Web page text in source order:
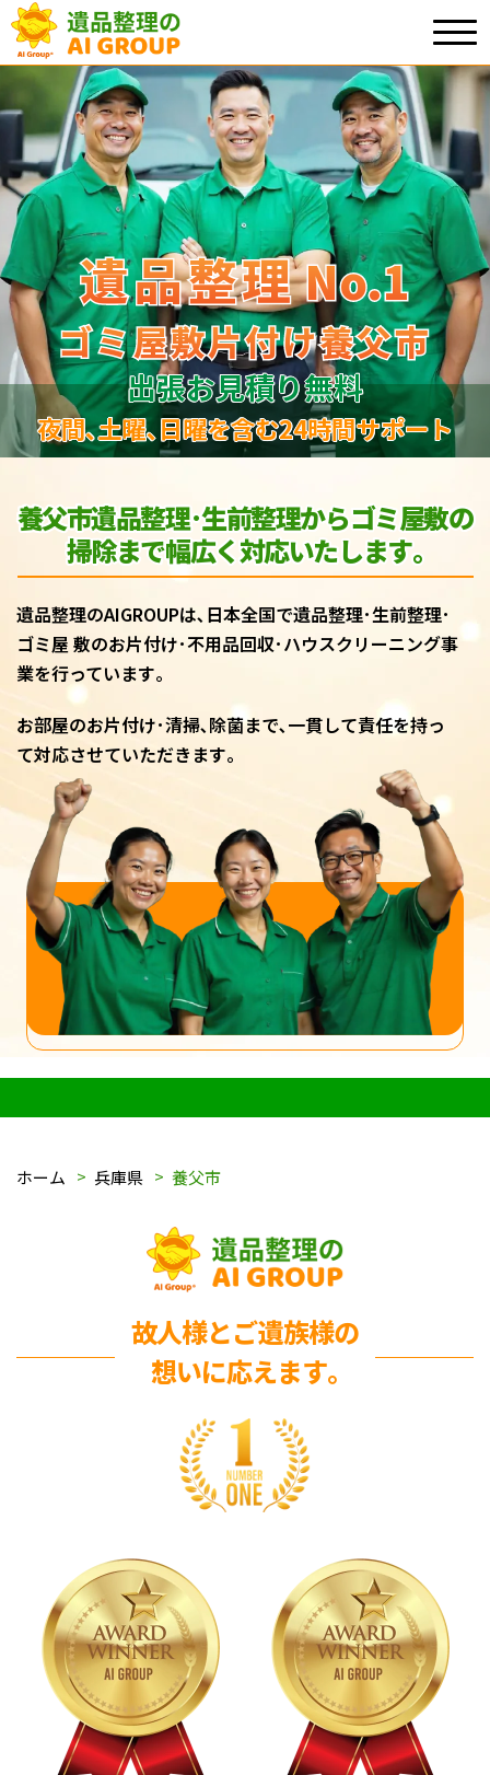
遺品整理No.1
ゴミ屋敷片付け養父市
遺品整理No.1
ゴミ屋敷片付け養父市
出張お見積り無料
夜間､土曜､日曜を含む24時間サポート
養父市遺品整理･生前整理からゴミ屋敷の
掃除まで幅広く対応いたします｡
遺品整理のAIGROUPは､日本全国で遺品整理･生前整理･
ゴミ屋 敷のお片付け･不用品回収･ハウスクリーニング事
業を行っています｡
お部屋のお片付け･清掃､除菌まで､一貫して責任を持っ
て対応させていただきます｡
ホーム 兵庫県 養父市
故人様とご遺族様の
想いに応えます｡